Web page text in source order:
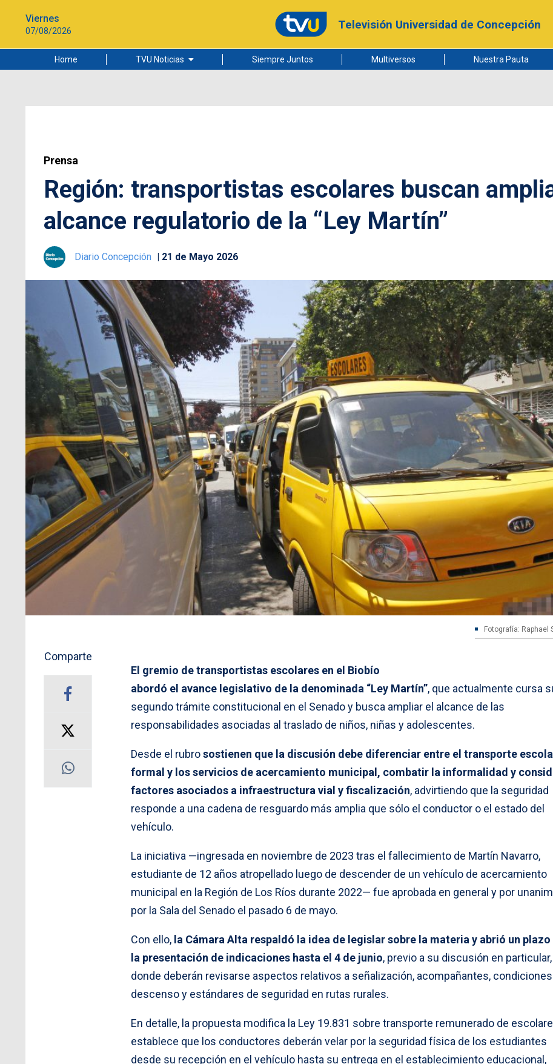
Viernes
07/08/2026 Televisión Universidad de Concepción
Home TVU Noticias
Ciudad
Siempre Juntos Multiversos Nuestra Pauta
Prensa
Región: transportistas escolares buscan
alcance regulatorio de la “Ley Martín”
Diario Concepción 21 de Mayo 2026
Fotografía: Raphael
Comparte
El gremio de transportistas escolares en el Biobío
abordó el avance legislativo de la denominada “Ley Martín”, que actualmente cursa
segundo trámite constitucional en el Senado y busca ampliar el alcance de las
responsabilidades asociadas al traslado de niños, niñas y adolescentes.
Desde el rubrosostienen que la discusión debe diferenciar entre el transporte
formal y los servicios de acercamiento municipal, combatir la informalidad y
factores asociados a infraestructura vial y fiscalización, advirtiendo que la seguridad
responde a una cadena de resguardo más amplia que sólo el conductor o el estado del
vehículo.
La iniciativa —ingresada en noviembre de 2023 tras el fallecimiento de Martín Navarro,
estudiante de 12 años atropellado luego de descender de un vehículo de acercamiento
municipal en la Región de Los Ríos durante 2022— fue aprobada en general y por
por la Sala del Senado el pasado 6 de mayo.
Con ello, la Cámara Alta respaldó la idea de legislar sobre la materia y abrió un plazo
la presentación de indicaciones hasta el 4 de junio, previo a su discusión en particular,
donde deberán revisarse aspectos relativos a señalización, acompañantes,
descenso y estándares de seguridad en rutas rurales.
En detalle, la propuesta modifica la Ley 19.831 sobre transporte remunerado de
establece que los conductores deberán velar por la seguridad física de los estudiantes
desde su recepción en el vehículo hasta su entrega en el establecimiento educacional,